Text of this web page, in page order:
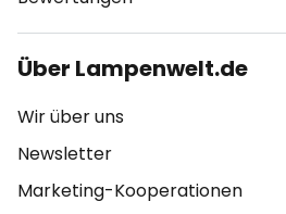
Über Lampenwelt.de
Wir über uns
Newsletter
Marketing-Kooperationen